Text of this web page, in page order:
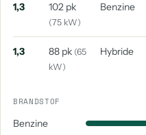
1,3 102 pk
(75 kW)
Benzine
1,3 88 pk (65
kW)
Hybride
BRANDSTOF
Benzine